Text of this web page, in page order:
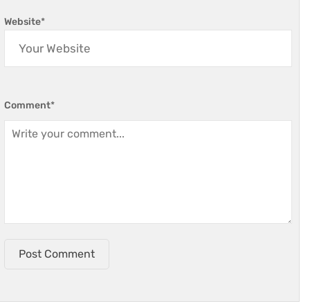
Website*
Comment*
Post Comment